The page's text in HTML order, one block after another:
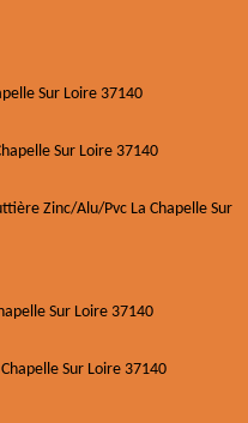
Sur Loire 37140
Sur Loire 37140
Zinc/Alu/Pvc La Chapelle Sur
Sur Loire 37140
Sur Loire 37140